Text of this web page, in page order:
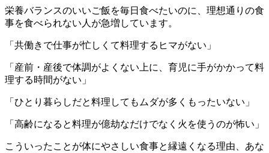
栄養バランスのいいご飯を毎日食べたいのに、理想通りの食
事を食べられない人が急増しています。
「共働きで仕事が忙しくて料理するヒマがない」
「産前・産後で体調がよくない上に、育児に手がかかって料
理する時間がない」
「ひとり暮らしだと料理してもムダが多くもったいない」
「高齢になると料理が億劫なだけでなく火を使うのが怖い」
こういったことが体にやさしい食事と縁遠くなる理由、あな